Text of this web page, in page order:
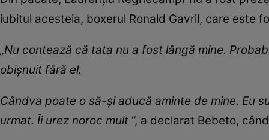
iubitul acesteia, boxerul Ronald Gavril, care este
„Nu contează că tata nu a fost lângă mine.
obișnuit fără el.
Cândva poate o să-și aducă aminte de mine. Eu
urmat. Îi urez noroc mult “, a declarat Bebeto,